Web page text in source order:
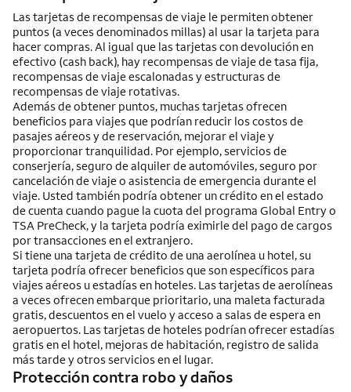
Las tarjetas de recompensas de viaje le permiten obtener
puntos (a veces denominados millas) al usar la tarjeta para
hacer compras. Al igual que las tarjetas con devolución en
efectivo (cash back), hay recompensas de viaje de tasa fija,
recompensas de viaje escalonadas y estructuras de
recompensas de viaje rotativas.
Además de obtener puntos, muchas tarjetas ofrecen
beneficios para viajes que podrían reducir los costos de
pasajes aéreos y de reservación, mejorar el viaje y
proporcionar tranquilidad. Por ejemplo, servicios de
conserjería, seguro de alquiler de automóviles, seguro por
cancelación de viaje o asistencia de emergencia durante el
viaje. Usted también podría obtener un crédito en el estado
de cuenta cuando pague la cuota del programa Global Entry o
TSA PreCheck, y la tarjeta podría eximirle del pago de cargos
por transacciones en el extranjero.
Si tiene una tarjeta de crédito de una aerolínea u hotel, su
tarjeta podría ofrecer beneficios que son específicos para
viajes aéreos u estadías en hoteles. Las tarjetas de aerolíneas
a veces ofrecen embarque prioritario, una maleta facturada
gratis, descuentos en el vuelo y acceso a salas de espera en
aeropuertos. Las tarjetas de hoteles podrían ofrecer estadías
gratis en el hotel, mejoras de habitación, registro de salida
más tarde y otros servicios en el lugar.
Protección contra robo y daños